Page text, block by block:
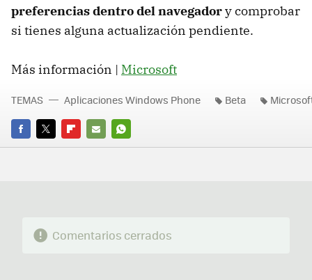
preferencias dentro del navegadory comprobar
si tienes alguna actualización pendiente.
Más información | Microsoft
FACEBOOK
TWITTERFLIPBOARD
E-
WHATSAPP
TEMAS Aplicaciones Windows Phone Beta
Comentarios cerrados